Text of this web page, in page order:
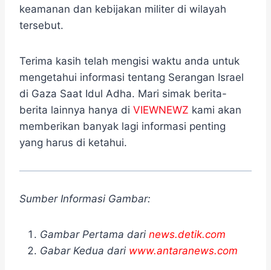
keamanan dan kebijakan militer di wilayah
tersebut.
Terima kasih telah mengisi waktu anda untuk
mengetahui informasi tentang Serangan Israel
di Gaza Saat Idul Adha. Mari simak berita-
berita lainnya hanya di VIEWNEWZ kami akan
memberikan banyak lagi informasi penting
yang harus di ketahui.
Sumber Informasi Gambar:
Gambar Pertama dari news.detik.com
Gabar Kedua dari www.antaranews.com